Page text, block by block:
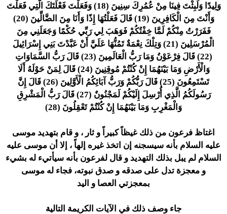
وَلِيدًا وَلَبِثْتَ فِينَا مِنْ عُمُرِكَ سِنِينَ (18) وَفَعَلْتَ فَعْلَتَكَ الَّتِي فَعَلْتَ
وَأَنْتَ مِنَ الْكَافِرِينَ (19) قَالَ فَعَلْتُهَا إِذًا وَأَنَا مِنَ الضَّالِّينَ (20)
فَفَرَرْتُ مِنْكُمْ لَمَّا خِفْتُكُمْ فَوَهَبَ لِي رَبِّي حُكْمًا وَجَعَلَنِي مِنَ
الْمُرْسَلِينَ (21) وَتِلْكَ نِعْمَةٌ تَمُنُّهَا عَلَيَّ أَنْ عَبَّدْتَ بَنِي إِسْرَائِيلَ
(22) قَالَ فِرْعَوْنُ وَمَا رَبُّ الْعَالَمِينَ (23) قَالَ رَبُّ السَّمَاوَاتِ
وَالْأَرْضِ وَمَا بَيْنَهُمَا إِنْ كُنْتُمْ مُوقِنِينَ (24) قَالَ لِمَنْ حَوْلَهُ أَلَا
تَسْتَمِعُونَ (25) قَالَ رَبُّكُمْ وَرَبُّ آبَائِكُمُ الْأَوَّلِينَ (26) قَالَ إِنَّ
رَسُولَكُمُ الَّذِي أُرْسِلَ إِلَيْكُمْ لَمَجْنُونٌ (27) قَالَ رَبُّ الْمَشْرِقِ
وَالْمَغْرِبِ وَمَا بَيْنَهُمَا إِنْ كُنْتُمْ تَعْقِلُونَ (28)
اغتاظ فرعون من ذلك غيظاً كبيراً و ثار ، و قام بتهديد موسى
عليه السلام بأنه سيسجنه إن اتخذ غيره إلهاً ، إلا أن موسى عليه
السلام لم يبل بذلك التهديد و قال لفرعون بأنه سيأتيء له بشيء
و معجزة تدل على صدقه و صدق نبوته، فجاء له موسى
بمعجزتي العصا و اليد
جاء وصف ذلك في الآيات الكريمة التالية